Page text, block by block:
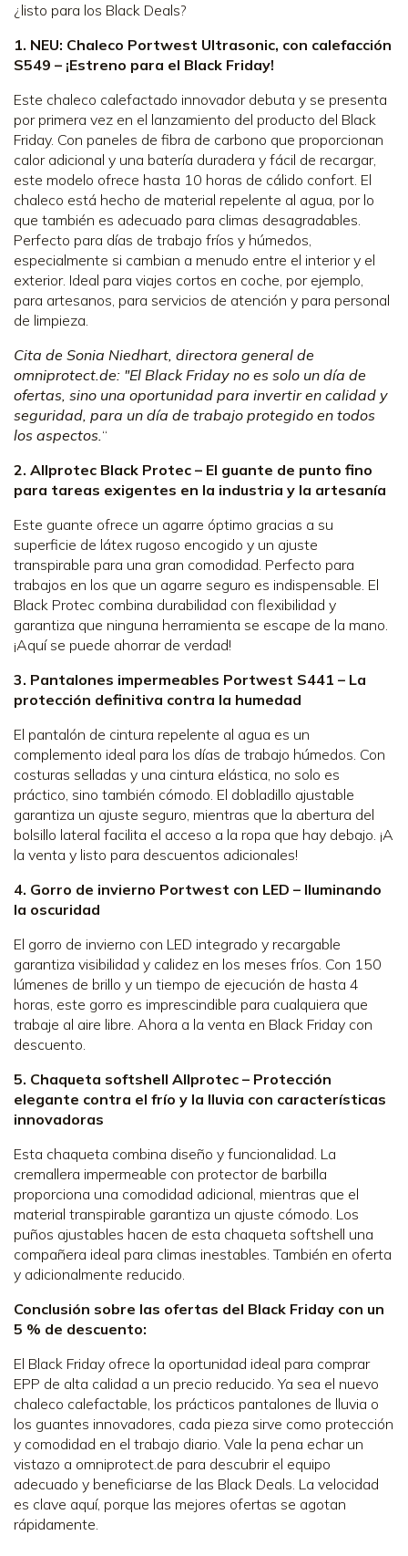
¿listo para los Black Deals?
1. NEU: Chaleco Portwest Ultrasonic, con calefacción
S549 – ¡Estreno para el Black Friday!
Este chaleco calefactado innovador debuta y se presenta
por primera vez en el lanzamiento del producto del Black
Friday. Con paneles de fibra de carbono que proporcionan
calor adicional y una batería duradera y fácil de recargar,
este modelo ofrece hasta 10 horas de cálido confort. El
chaleco está hecho de material repelente al agua, por lo
que también es adecuado para climas desagradables.
Perfecto para días de trabajo fríos y húmedos,
especialmente si cambian a menudo entre el interior y el
exterior. Ideal para viajes cortos en coche, por ejemplo,
para artesanos, para servicios de atención y para personal
de limpieza.
Cita de Sonia Niedhart, directora general de
omniprotect.de: "El Black Friday no es solo un día de
ofertas, sino una oportunidad para invertir en calidad y
seguridad, para un día de trabajo protegido en todos
los aspectos. “
2. Allprotec Black Protec – El guante de punto fino
para tareas exigentes en la industria y la artesanía
Este guante ofrece un agarre óptimo gracias a su
superficie de látex rugoso encogido y un ajuste
transpirable para una gran comodidad. Perfecto para
trabajos en los que un agarre seguro es indispensable. El
Black Protec combina durabilidad con flexibilidad y
garantiza que ninguna herramienta se escape de la mano.
¡Aquí se puede ahorrar de verdad!
3. Pantalones impermeables Portwest S441 – La
protección definitiva contra la humedad
El pantalón de cintura repelente al agua es un
complemento ideal para los días de trabajo húmedos. Con
costuras selladas y una cintura elástica, no solo es
práctico, sino también cómodo. El dobladillo ajustable
garantiza un ajuste seguro, mientras que la abertura del
bolsillo lateral facilita el acceso a la ropa que hay debajo. ¡A
la venta y listo para descuentos adicionales!
4. Gorro de invierno Portwest con LED – Iluminando
la oscuridad
El gorro de invierno con LED integrado y recargable
garantiza visibilidad y calidez en los meses fríos. Con 150
lúmenes de brillo y un tiempo de ejecución de hasta 4
horas, este gorro es imprescindible para cualquiera que
trabaje al aire libre. Ahora a la venta en Black Friday con
descuento.
5. Chaqueta softshell Allprotec – Protección
elegante contra el frío y la lluvia con características
innovadoras
Esta chaqueta combina diseño y funcionalidad. La
cremallera impermeable con protector de barbilla
proporciona una comodidad adicional, mientras que el
material transpirable garantiza un ajuste cómodo. Los
puños ajustables hacen de esta chaqueta softshell una
compañera ideal para climas inestables. También en oferta
y adicionalmente reducido.
Conclusión sobre las ofertas del Black Friday con un
5 % de descuento:
El Black Friday ofrece la oportunidad ideal para comprar
EPP de alta calidad a un precio reducido. Ya sea el nuevo
chaleco calefactable, los prácticos pantalones de lluvia o
los guantes innovadores, cada pieza sirve como protección
y comodidad en el trabajo diario. Vale la pena echar un
vistazo a omniprotect.de para descubrir el equipo
adecuado y beneficiarse de las Black Deals. La velocidad
es clave aquí, porque las mejores ofertas se agotan
rápidamente.